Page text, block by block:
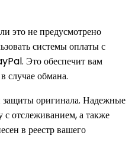
это не предусмотрено
системы оплаты с
Это обеспечит вам
случае обмана.
защиты оригинала. Надежные
с отслеживанием, а также
в реестр вашего